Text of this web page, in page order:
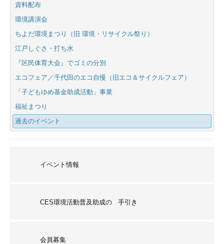
資料配布
環境講演会
ちよだ環境まつり（旧 環境・リサイクル祭り）
江戸しぐさ・打ち水
『区民体育大会』でゴミの分別
エコフェア／千代田のエコ自慢（旧エコ＆サイクルフェア）
「子どもゆめ基金助成活動」事業
福祉まつり
過去のイベント
イベント情報
CES環境活動普及助成の 手引き
会員募集